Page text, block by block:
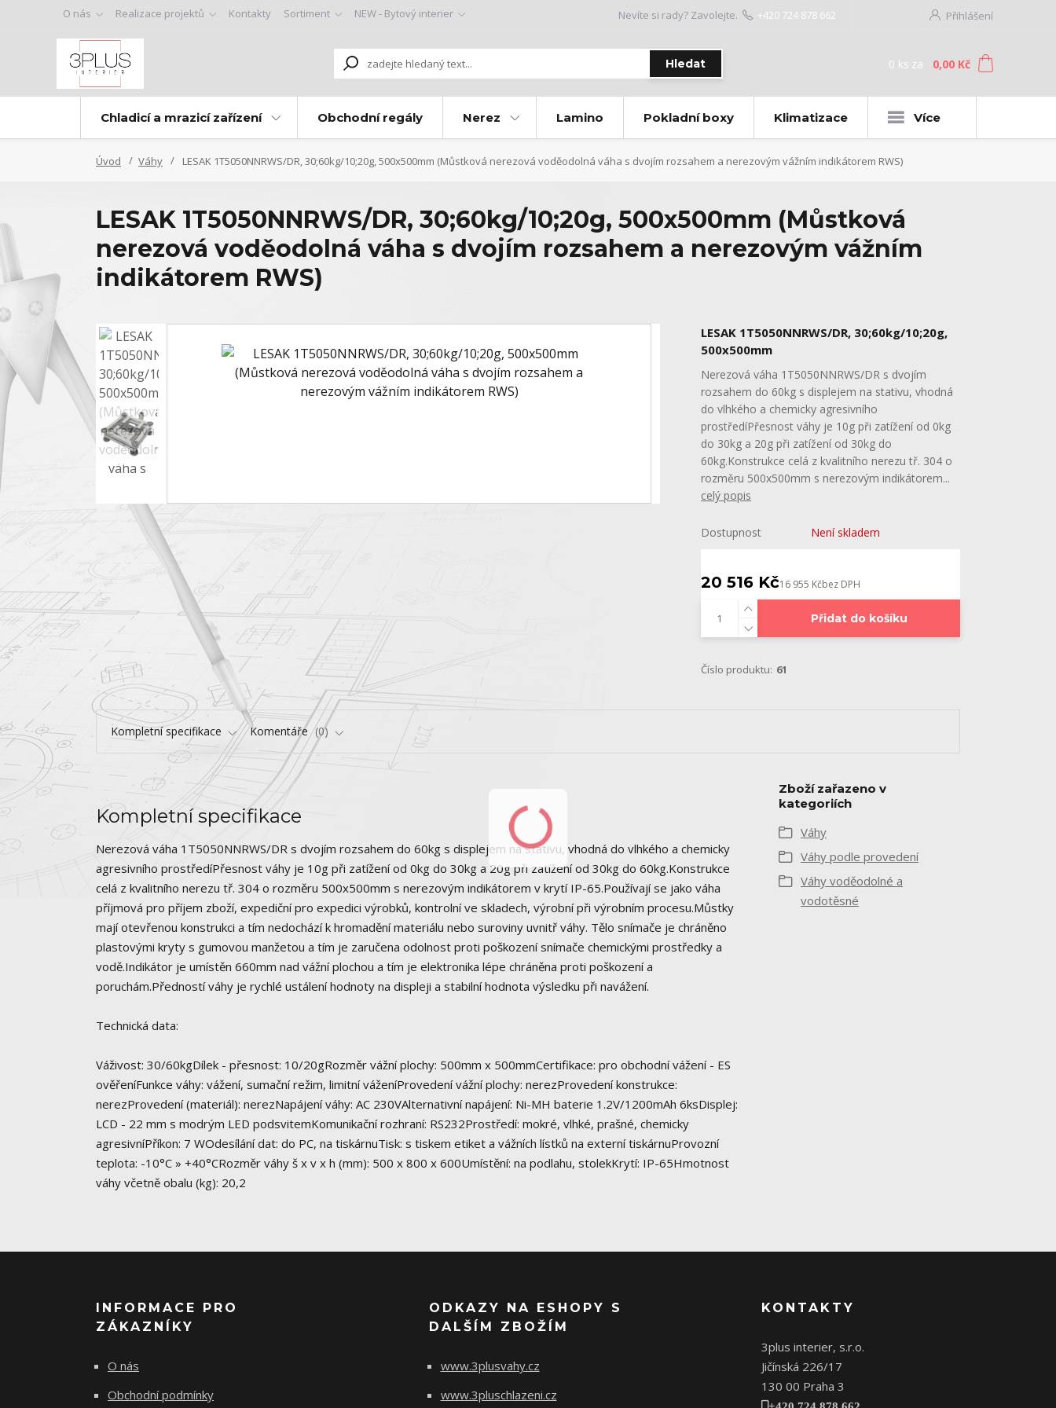
O nás Realizace projektů Kontakty Sortiment NEW - Bytový interier Přihlášení
Hledat
Nevíte si rady? Zavolejte. +420 724 878 662
0 ks za 0,00 Kč
Chladicí a mrazicí zařízení Obchodní regály Nerez Lamino Pokladní boxy Klimatizace Více
Úvod Váhy LESAK 1T5050NNRWS/DR, 30;60kg/10;20g, 500x500mm (Můstková nerezová voděodolná váha s dvojím rozsahem a nerezovým vážním indikátorem RWS)
LESAK 1T5050NNRWS/DR, 30;60kg/10;20g, 500x500mm (Můstková
nerezová voděodolná váha s dvojím rozsahem a nerezovým vážním
indikátorem RWS)
LESAK 1T5050NNRWS/DR, 30;60kg/10;20g,
500x500mm
Nerezová váha 1T5050NNRWS/DR s dvojím
rozsahem do 60kg s displejem na stativu, vhodná
do vlhkého a chemicky agresivního
prostředíPřesnost váhy je 10g při zatížení od 0kg
do 30kg a 20g při zatížení od 30kg do
60kg.Konstrukce celá z kvalitního nerezu tř. 304 o
rozměru 500x500mm s nerezovým indikátorem...
celý popis
Dostupnost Není skladem
20 516 Kč16 955 Kčbez DPH
Přidat do košíku
Číslo produktu: 61
Kompletní specifikace Komentáře 0
Kompletní specifikace
Nerezová váha 1T5050NNRWS/DR s dvojím rozsahem do 60kg s displejem na stativu, vhodná do vlhkého a chemicky
agresivního prostředíPřesnost váhy je 10g při zatížení od 0kg do 30kg a 20g při zatížení od 30kg do 60kg.Konstrukce
celá z kvalitního nerezu tř. 304 o rozměru 500x500mm s nerezovým indikátorem v krytí IP-65.Používají se jako váha
příjmová pro příjem zboží, expediční pro expedici výrobků, kontrolní ve skladech, výrobní při výrobním procesu.Můstky
mají otevřenou konstrukci a tím nedochází k hromadění materiálu nebo suroviny uvnitř váhy. Tělo snímače je chráněno
plastovými kryty s gumovou manžetou a tím je zaručena odolnost proti poškození snímače chemickými prostředky a
vodě.Indikátor je umístěn 660mm nad vážní plochou a tím je elektronika lépe chráněna proti poškození a
poruchám.Předností váhy je rychlé ustálení hodnoty na displeji a stabilní hodnota výsledku při navážení.
Technická data:
Váživost: 30/60kgDílek - přesnost: 10/20gRozměr vážní plochy: 500mm x 500mmCertifikace: pro obchodní vážení - ES
ověřeníFunkce váhy: vážení, sumační režim, limitní váženíProvedení vážní plochy: nerezProvedení konstrukce:
nerezProvedení (materiál): nerezNapájení váhy: AC 230VAlternativní napájení: Ni-MH baterie 1.2V/1200mAh 6ksDisplej:
LCD - 22 mm s modrým LED podsvitemKomunikační rozhraní: RS232Prostředí: mokré, vlhké, prašné, chemicky
agresivníPříkon: 7 WOdesílání dat: do PC, na tiskárnuTisk: s tiskem etiket a vážních lístků na externí tiskárnuProvozní
teplota: -10°C » +40°CRozměr váhy š x v x h (mm): 500 x 800 x 600Umístění: na podlahu, stolekKrytí: IP-65Hmotnost
váhy včetně obalu (kg): 20,2
Zboží zařazeno v
kategoriích
Váhy
Váhy podle provedení
Váhy voděodolné a
vodotěsné
INFORMACE PRO
ZÁKAZNÍKY
O nás
Obchodní podmínky
ODKAZY NA ESHOPY S
DALŠÍM ZBOŽÍM
www.3plusvahy.cz
www.3pluschlazeni.cz
KONTAKTY
3plus interier, s.r.o.
Jičínská 226/17
130 00 Praha 3